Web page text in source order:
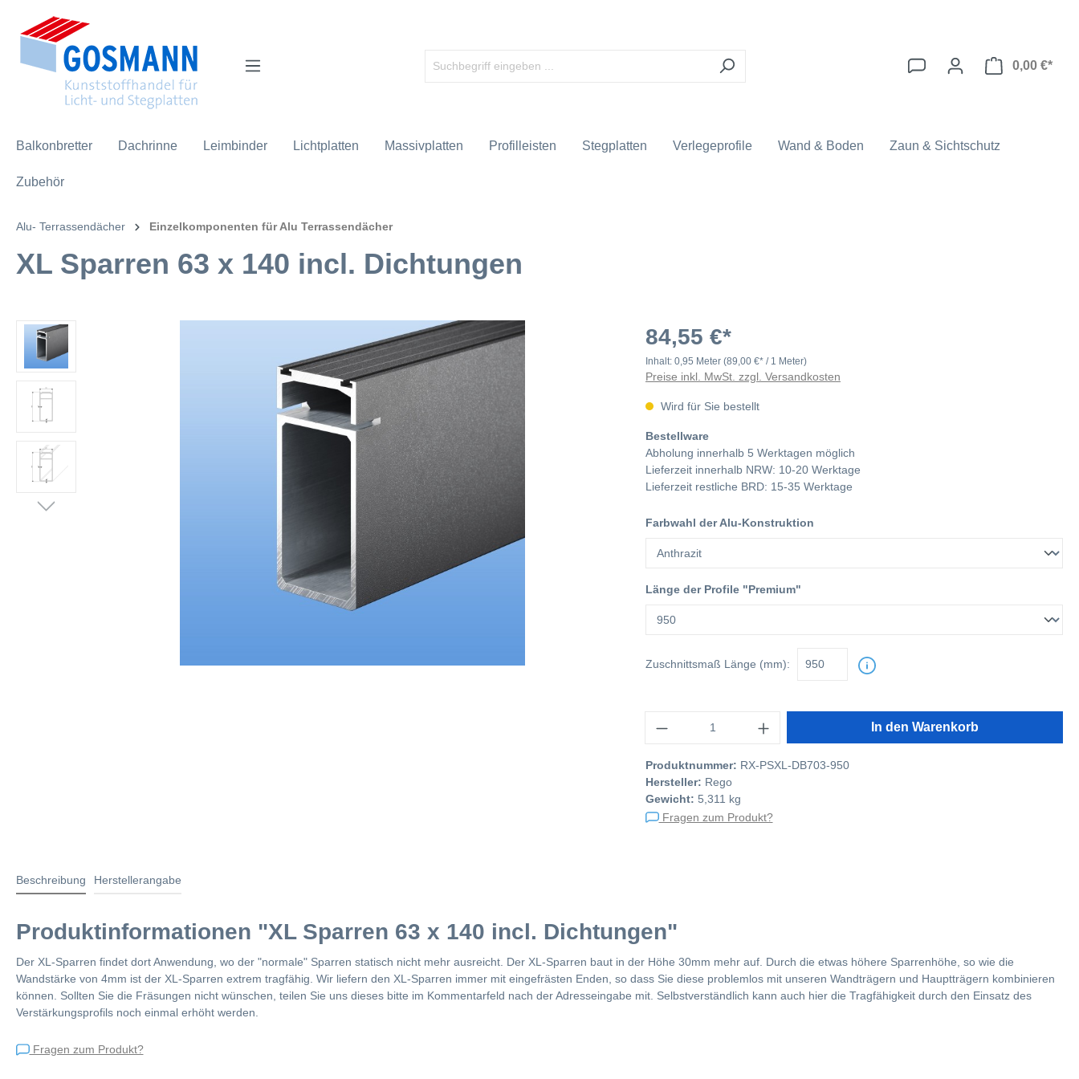
springen
0,00 €*
Balkonbretter Dachrinne Leimbinder Lichtplatten Massivplatten Profilleisten Stegplatten Verlegeprofile Wand & Boden Zaun & Sichtschutz
Zubehör
Alu- Terrassendächer Einzelkomponenten für Alu Terrassendächer
XL Sparren 63 x 140 incl. Dichtungen
84,55 €*
Inhalt: 0,95 Meter (89,00 €* / 1 Meter)
Preise inkl. MwSt. zzgl. Versandkosten
Wird für Sie bestellt
Bestellware
Abholung innerhalb 5 Werktagen möglich
Lieferzeit innerhalb NRW: 10-20 Werktage
Lieferzeit restliche BRD: 15-35 Werktage
Farbwahl der Alu-Konstruktion
Länge der Profile "Premium"
Zuschnittsmaß Länge (mm):
In den Warenkorb
Produktnummer: RX-PSXL-DB703-950
Hersteller: Rego
Gewicht: 5,311 kg
Fragen zum Produkt?
Beschreibung Herstellerangabe
Produktinformationen "XL Sparren 63 x 140 incl. Dichtungen"
Der XL-Sparren findet dort Anwendung, wo der "normale" Sparren statisch nicht mehr ausreicht. Der XL-Sparren baut in der Höhe 30mm mehr auf. Durch die etwas höhere Sparrenhöhe, so wie die
Wandstärke von 4mm ist der XL-Sparren extrem tragfähig. Wir liefern den XL-Sparren immer mit eingefrästen Enden, so dass Sie diese problemlos mit unseren Wandträgern und Hauptträgern kombinieren
können. Sollten Sie die Fräsungen nicht wünschen, teilen Sie uns dieses bitte im Kommentarfeld nach der Adresseingabe mit. Selbstverständlich kann auch hier die Tragfähigkeit durch den Einsatz des
Verstärkungsprofils noch einmal erhöht werden.
Fragen zum Produkt?